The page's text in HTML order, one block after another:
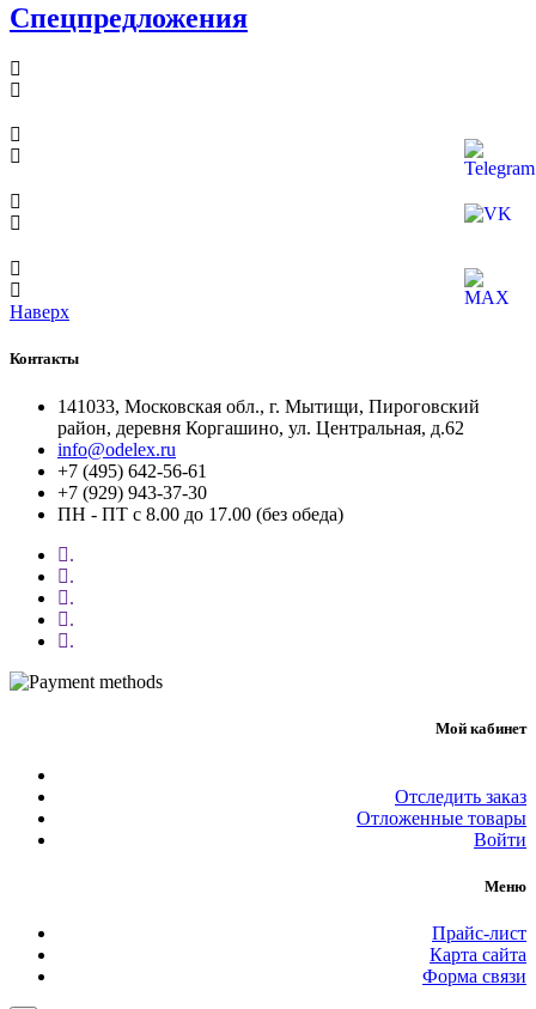
Спецпредложения
Наверх
Контакты
141033, Московская обл., г. Мытищи, Пироговский
район, деревня Коргашино, ул. Центральная, д.62
info@odelex.ru
+7 (495) 642-56-61
+7 (929) 943-37-30
ПН - ПТ с 8.00 до 17.00 (без обеда)
.
.
.
.
.
Мой кабинет
Отследить заказ
Отложенные товары
Войти
Меню
Прайс-лист
Карта сайта
Форма связи